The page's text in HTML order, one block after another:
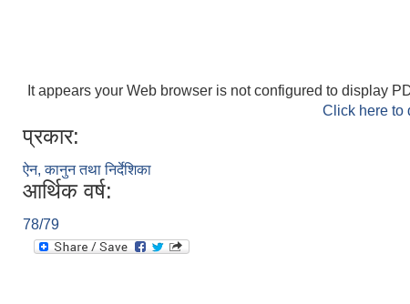
It appears your Web browser is not configured to display
Click here to
प्रकार:
ऐन, कानुन तथा निर्देशिका
आर्थिक वर्ष:
78/79